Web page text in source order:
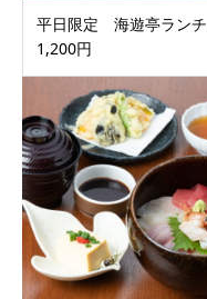
平日限定 海遊亭ランチ
1,200円